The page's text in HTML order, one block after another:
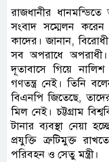
রাজধানীর
সংবাদ সম্মেলন
কাদের। জানান,
সব অপরাধে
দূতাবাসে গিয়ে
গণতন্ত্র নেই। তিনি
বিএনপি জিতেছে,
মিল নেই। চট্টগ্রাম
টানার ব্যবস্থা নেয়া
প্রযুক্তি ত্রুটিমুক্ত
পরিবহন ও সেতু মন্ত্রী।